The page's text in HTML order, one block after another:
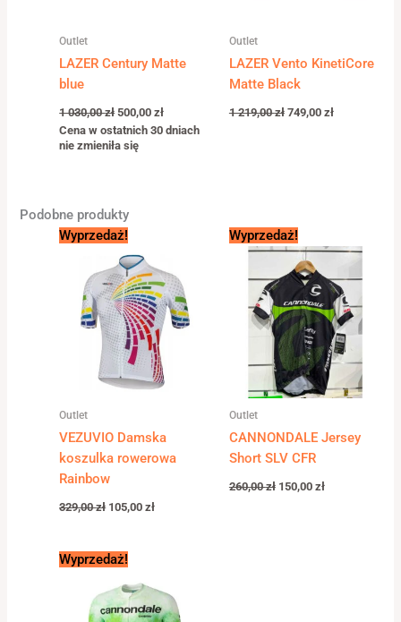
Outlet
LAZER Century Matte
blue
1 030,00zł 500,00zł
Cena w ostatnich 30 dniach
nie zmieniła się
Outlet
LAZER Vento KinetiCore
Matte Black
1 219,00zł 749,00 zł
Podobne produkty
Wyprzedaż!
Outlet
VEZUVIO Damska
koszulka rowerowa
Rainbow
329,00zł
Pierwotna
cena
wynosiła:
329,00 zł.
105,00zł
105,00 zł.
Wyprzedaż!
Outlet
CANNONDALE Jersey
Short SLV CFR
260,00zł
Pierwotna
cena
wynosiła:
260,00 zł.
150,00 zł
cena
150,00 zł.
Wyprzedaż!Pierwotna
cena
wynosiła:
310,00 zł.
wynosi:
189,00 zł.